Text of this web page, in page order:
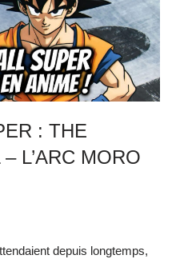
: THE
L’ARC MORO
depuis longtemps,